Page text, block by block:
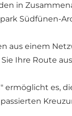
in
Südfünen-
aus einem
Ihre Route
ermöglicht es,